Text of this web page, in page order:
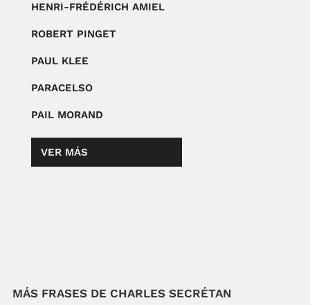
HENRI-FRÉDÉRICH AMIEL
ROBERT PINGET
PAUL KLEE
PARACELSO
PAIL MORAND
VER MÁS
MÁS FRASES DE CHARLES SECRÉTAN